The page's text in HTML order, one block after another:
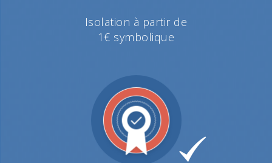
Isolation à partir de
1€ symbolique